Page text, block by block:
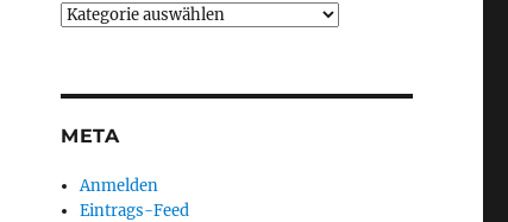
Kategorieauswahl
META
Anmelden
Eintrags-Feed